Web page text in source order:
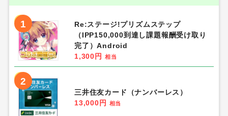
1
Re:ステージ!プリズムステップ
（IPP150,000到達し課題報酬受け取り
完了）Android
1,300円
相当
2
三井住友カード（ナンバーレス）
13,000円
相当